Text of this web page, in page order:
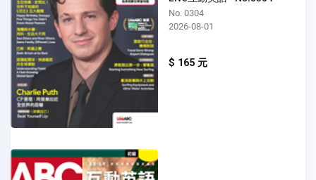
No. 0304
2026-08-01
$ 165 元